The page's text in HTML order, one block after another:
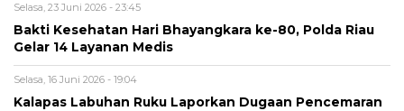
Selasa, 23 Juni 2026 - 23:45
Bakti Kesehatan Hari Bhayangkara ke-80, Polda Riau
Gelar 14 Layanan Medis
Selasa, 16 Juni 2026 - 19:04
Kalapas Labuhan Ruku Laporkan Dugaan Pencemaran